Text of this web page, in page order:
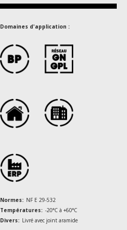
Domaines d'application :
Normes: NF E 29-532
Températures: -20°C à +60°C
Divers: Livré avec joint aramide